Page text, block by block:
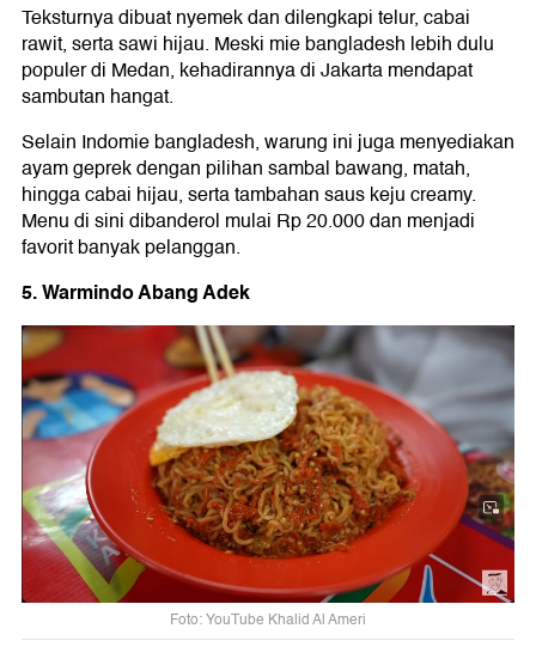
Teksturnya dibuat nyemek dan dilengkapi telur, cabai
rawit, serta sawi hijau. Meski mie bangladesh lebih dulu
populer di Medan, kehadirannya di Jakarta mendapat
sambutan hangat.
Selain Indomie bangladesh, warung ini juga menyediakan
ayam geprek dengan pilihan sambal bawang, matah,
hingga cabai hijau, serta tambahan saus keju creamy.
Menu di sini dibanderol mulai Rp 20.000 dan menjadi
favorit banyak pelanggan.
5. Warmindo Abang Adek
Foto: YouTube Khalid Al Ameri